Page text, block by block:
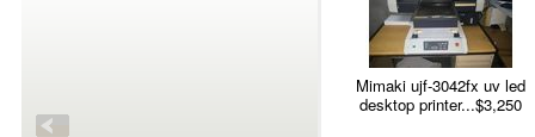
Mimaki ujf-3042fx uv led
desktop printer...$3,250